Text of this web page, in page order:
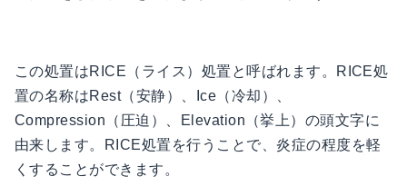
この処置はRICE（ライス）処置と呼ばれます。RICE処
置の名称はRest（安静）、Ice（冷却）、
Compression（圧迫）、Elevation（挙上）の頭文字に
由来します。RICE処置を行うことで、炎症の程度を軽
くすることができます。